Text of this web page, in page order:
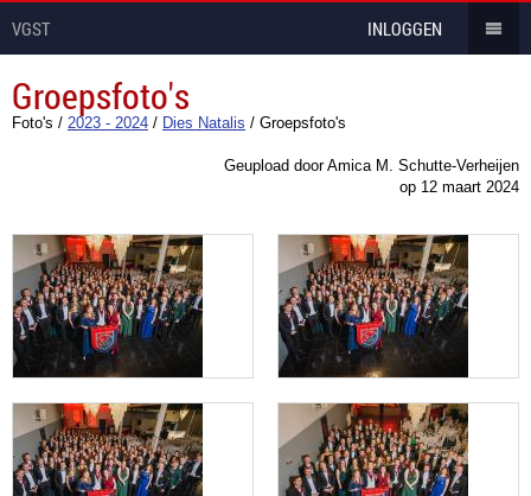
VGST INLOGGEN
Groepsfoto's
Foto's / 2023 - 2024 / Dies Natalis / Groepsfoto's
Geupload door Amica M. Schutte-Verheijen
op 12 maart 2024